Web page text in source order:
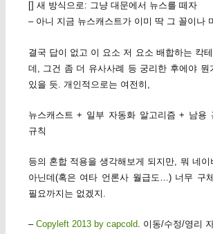
[] 새 방식으로: 그냥 대문에서 뉴스를 떼자
– 아니 지금 뉴스캐스트가 이미 딱 그 꼴이나
결국 답이 없고 이 요소 저 요소 배합하는 칵
데, 그건 좀 더 유사사례 등 궁리한 후에야 뭔
있을 듯. 개인적으로는 여전히,
뉴스캐스트 + 일부 자동화 알고리즘 + 남용
규칙
등의 혼합 적용을 생각해보게 되지만, 뭐 네이
아닌데(혹은 여타 언론사 월급도…) 너무 구
필요까지는 없겠지.
– Copyleft 2013 by capcold . 이동/수정/영리